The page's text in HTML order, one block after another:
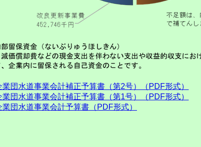
団水道事業会計補正予算書（第2号）（PDF形式）
団水道事業会計補正予算書（第1号）（PDF形式）
団水道事業会計予算書（PDF形式）